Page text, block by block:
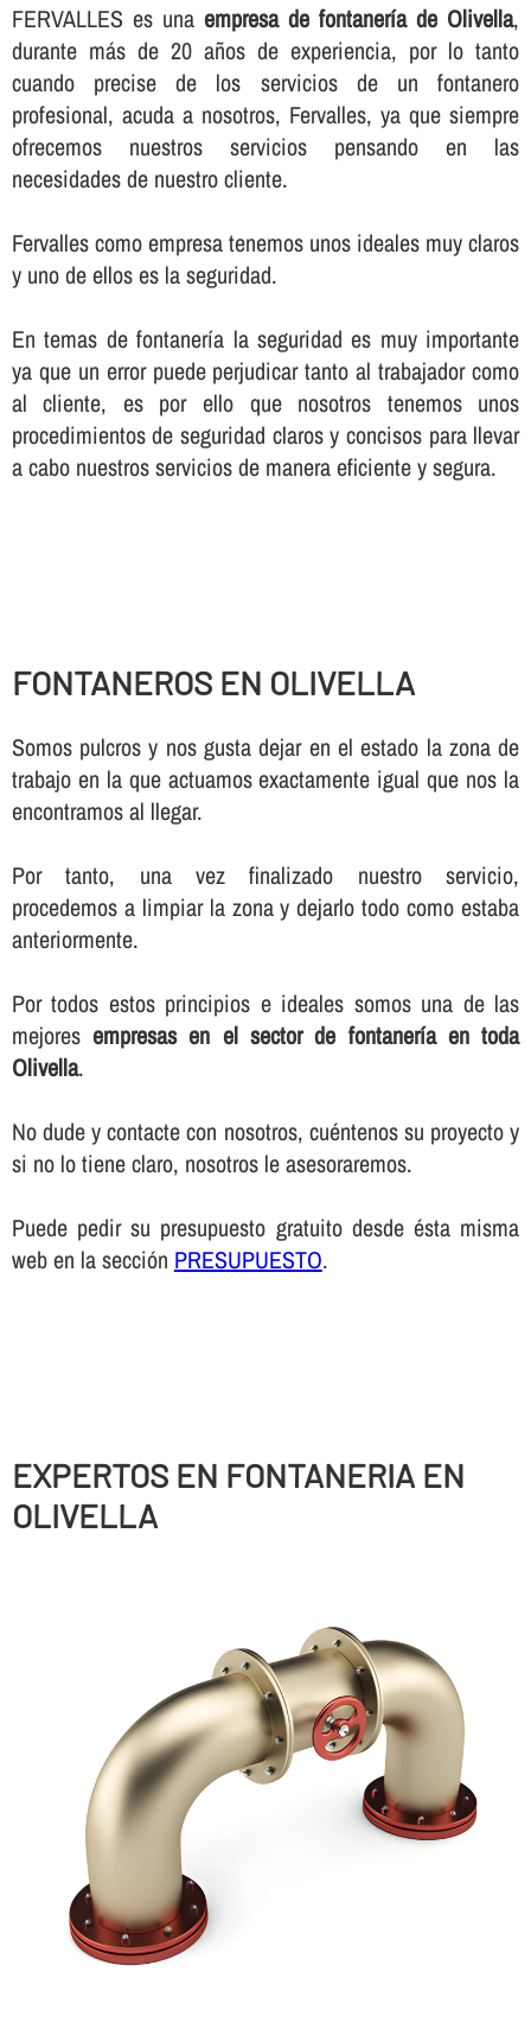
FERVALLES es una empresa de fontanerí­a de Olivella,
durante más de 20 años de experiencia, por lo tanto
cuando precise de los servicios de un fontanero
profesional, acuda a nosotros, Fervalles, ya que siempre
ofrecemos nuestros servicios pensando en las
necesidades de nuestro cliente.
Fervalles como empresa tenemos unos ideales muy claros
y uno de ellos es la seguridad.
En temas de fontanerí­a la seguridad es muy importante
ya que un error puede perjudicar tanto al trabajador como
al cliente, es por ello que nosotros tenemos unos
procedimientos de seguridad claros y concisos para llevar
a cabo nuestros servicios de manera eficiente y segura.
FONTANEROS EN OLIVELLA
Somos pulcros y nos gusta dejar en el estado la zona de
trabajo en la que actuamos exactamente igual que nos la
encontramos al llegar.
Por tanto, una vez finalizado nuestro servicio,
procedemos a limpiar la zona y dejarlo todo como estaba
anteriormente.
Por todos estos principios e ideales somos una de las
mejoresempresas en el sector de fontanerí­a en toda
Olivella.
No dude y contacte con nosotros, cuéntenos su proyecto y
si no lo tiene claro, nosotros le asesoraremos.
Puede pedir su presupuesto gratuito desde ésta misma
web en la sección PRESUPUESTO.
EXPERTOS EN FONTANERIA EN
OLIVELLA